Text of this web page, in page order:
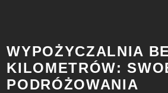
WYPOŻYCZALNIA
KILOMETRÓW:
PODRÓŻOWANIA